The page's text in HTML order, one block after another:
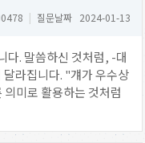
| 질문날짜 2024-01-13
다. 말씀하신 것처럼, -대
라집니다. "걔가 우수상
미로 활용하는 것처럼